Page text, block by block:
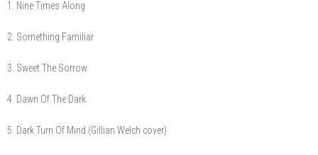
1. Nine Times Along
2. Something Familiar
3. Sweet The Sorrow
4. Dawn Of The Dark
5. Dark Turn Of Mind (Gillian Welch cover)